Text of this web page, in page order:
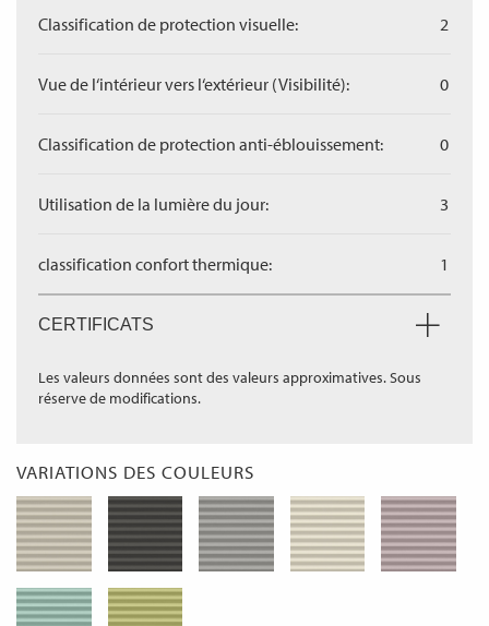
Classification de protection visuelle: 2
Vue de l‘intérieur vers l‘extérieur (Visibilité): 0
Classification de protection anti-éblouissement: 0
Utilisation de la lumière du jour: 3
classification confort thermique: 1
CERTIFICATS
Les valeurs données sont des valeurs approximatives. Sous
réserve de modifications.
VARIATIONS DES COULEURS